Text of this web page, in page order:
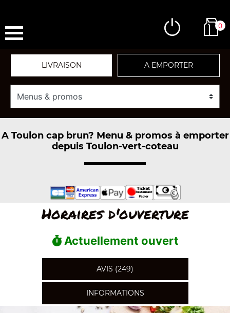
0
LIVRAISON A EMPORTER
A Toulon cap brun? Menu & promos à emporter
depuis Toulon-vert-coteau
Horaires d'ouverture
Actuellement ouvert
AVIS (249)
INFORMATIONS